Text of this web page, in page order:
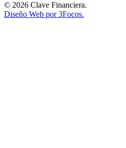
© 2026 Clave Financiera.
Diseño Web por 3Focos.